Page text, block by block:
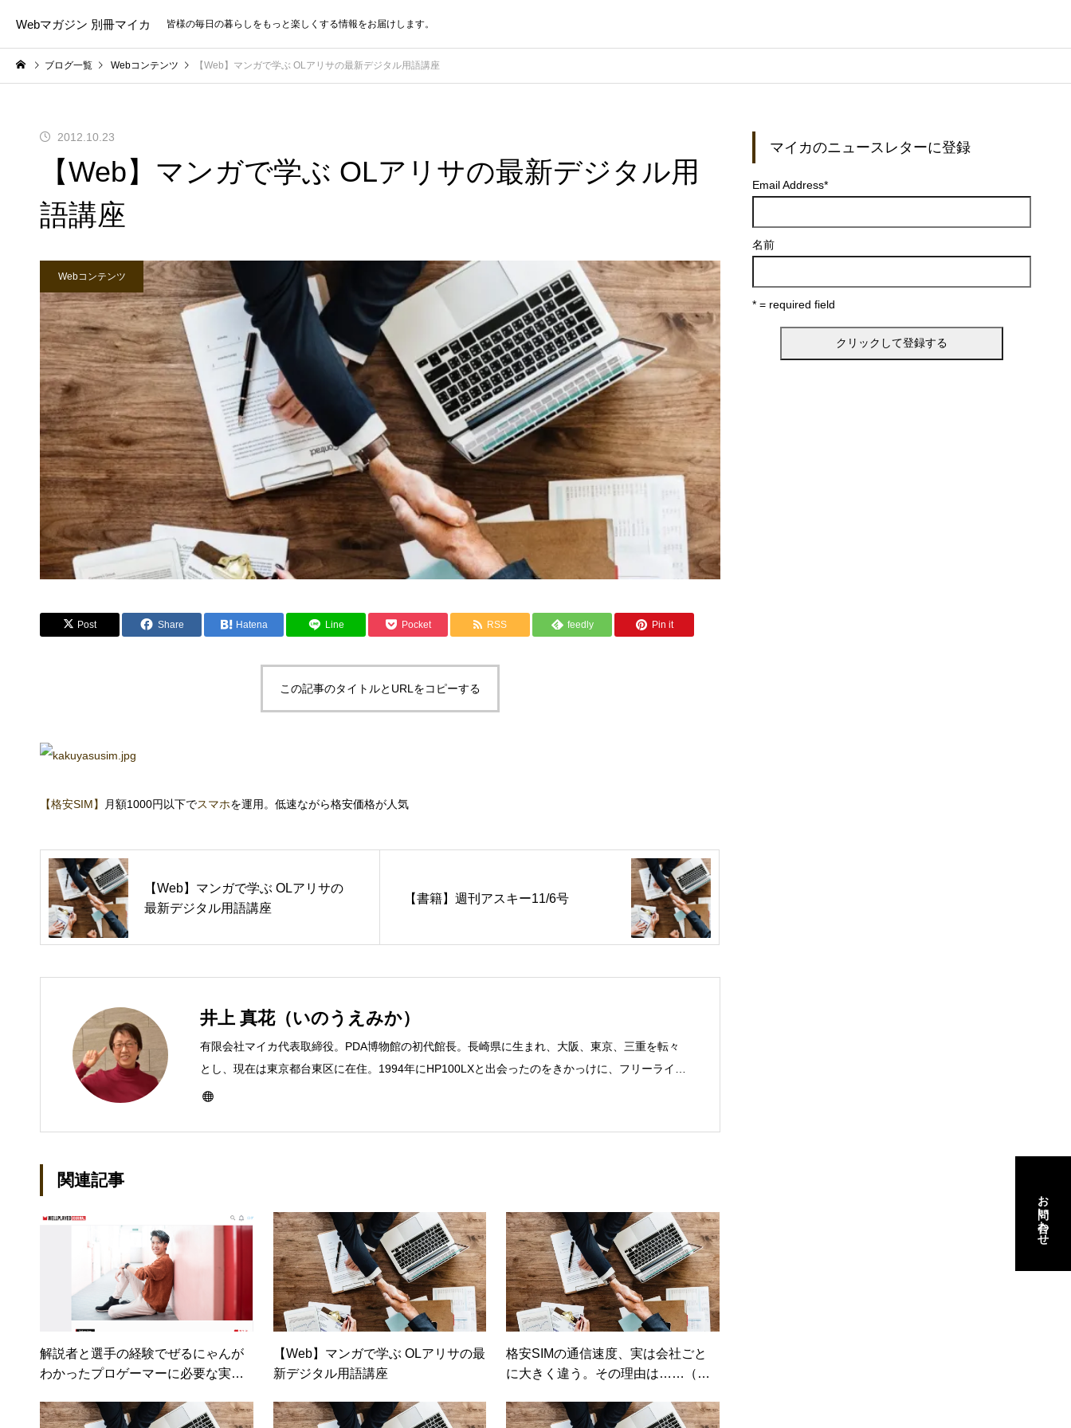
Webマガジン 別冊マイカ 皆様の毎日の暮らしをもっと楽しくする情報をお届けします。
ブログ一覧 Webコンテンツ 【Web】マンガで学ぶ OLアリサの最新デジタル用語講座
2012.10.23
【Web】マンガで学ぶ OLアリサの最新デジタル用
語講座
Webコンテンツ
Post Share Hatena Line Pocket RSS feedly Pin it
この記事のタイトルとURLをコピーする
【格安SIM】 月額1000円以下でスマホを運用。低速ながら格安価格が人気
【Web】マンガで学ぶ OLアリサの
最新デジタル用語講座
【書籍】週刊アスキー11/6号
井上 真花（いのうえみか）
有限会社マイカ代表取締役。PDA博物館の初代館長。長崎県に生まれ、大阪、東京、三重を転々
とし、現在は東京都台東区に在住。1994年にHP100LXと出会ったのをきかっけに、フリーライタ
ーとして雑誌、書籍などで執筆するようになり、1997年に上京して技術評論社に入社。その後再
などBtoCコンテンツ、および広告やカタログ、導入事例などBtoBコンテンツの制作。プライベー
関連記事
解説者と選手の経験でぜるにゃんが
わかったプロゲーマーに必要な実績
【Web】マンガで学ぶ OLアリサの最
新デジタル用語講座
格安SIMの通信速度、実は会社ごと
に大きく違う。その理由は……（日
マイカのニュースレターに登録
Email Address*
名前
* = required field
お問い合わせ
お問い合わせ